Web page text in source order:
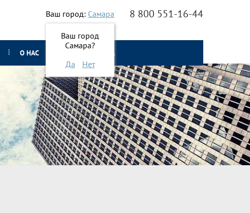
Ваш город: Самара
Ваш город
Самара?
Да
Нет
8 800 551-16-44
О НАС ОНЛАЙН ЗАЯВКА